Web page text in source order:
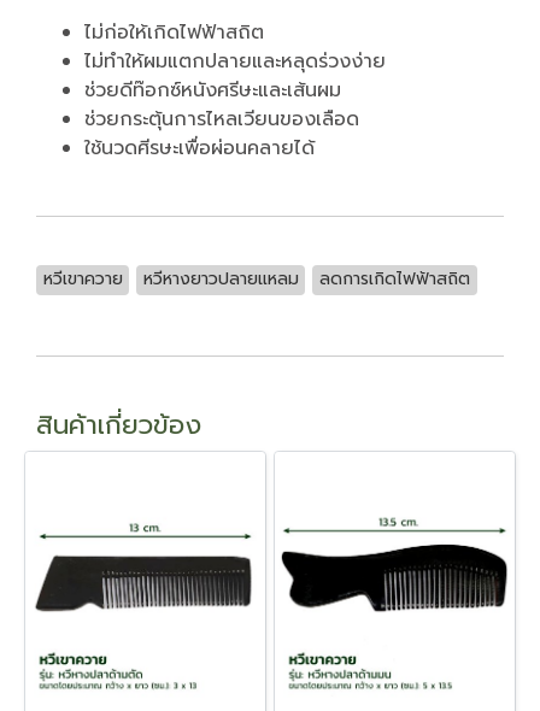
ไม่ก่อให้เกิดไฟฟ้าสถิต
ไม่ทำให้ผมแตกปลายและหลุดร่วงง่าย
ช่วยดีท๊อกซ์หนังศรีษะและเส้นผม
ช่วยกระตุ้นการไหลเวียนของเลือด
ใช้นวดศีรษะเพื่อผ่อนคลายได้
หวีเขาควาย หวีหางยาวปลายแหลม ลดการเกิดไฟฟ้าสถิต
สินค้าเกี่ยวข้อง